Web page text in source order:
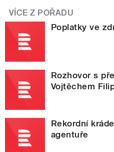
VÍCE Z POŘADU
Poplatky ve
Rozhovor s
Vojtěchem
Rekordní
agentuře